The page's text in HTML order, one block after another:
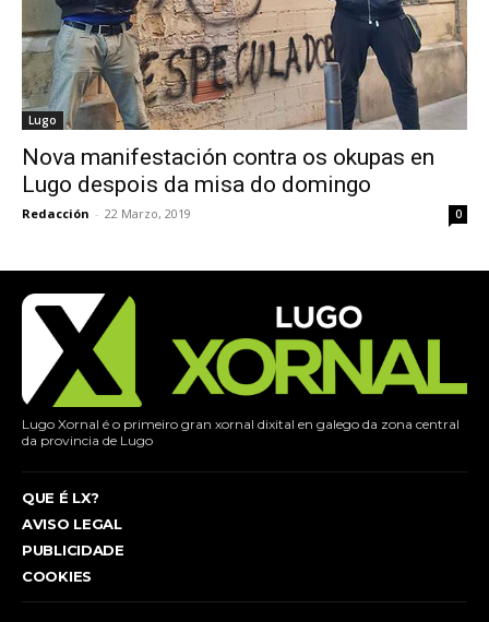
Lugo
Nova manifestación contra os okupas en
Lugo despois da misa do domingo
Redacción - 22 Marzo, 2019 0
Lugo Xornal é o primeiro gran xornal dixital en galego da zona central
da provincia de Lugo
QUE É LX?
AVISO LEGAL
PUBLICIDADE
COOKIES